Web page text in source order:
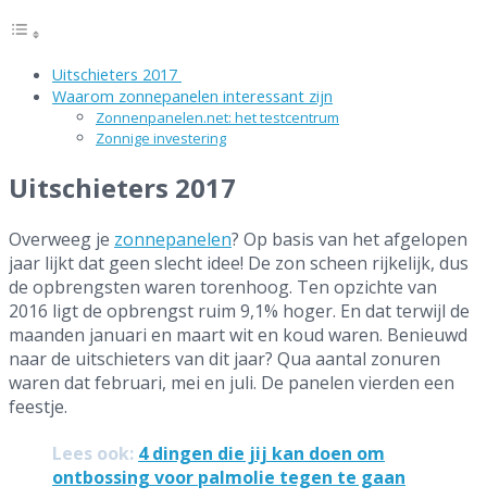
Uitschieters 2017
Waarom zonnepanelen interessant zijn
Zonnenpanelen.net: het testcentrum
Zonnige investering
Uitschieters 2017
Overweeg je zonnepanelen? Op basis van het afgelopen
jaar lijkt dat geen slecht idee! De zon scheen rijkelijk, dus
de opbrengsten waren torenhoog. Ten opzichte van
2016 ligt de opbrengst ruim 9,1% hoger. En dat terwijl de
maanden januari en maart wit en koud waren. Benieuwd
naar de uitschieters van dit jaar? Qua aantal zonuren
waren dat februari, mei en juli. De panelen vierden een
feestje.
Lees ook: 4 dingen die jij kan doen om
ontbossing voor palmolie tegen te gaan